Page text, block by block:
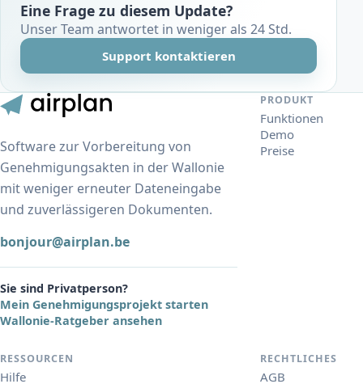
Eine Frage zu diesem Update?
Unser Team antwortet in weniger als 24 Std.
Support kontaktieren
Software zur Vorbereitung von
Genehmigungsakten in der Wallonie
mit weniger erneuter Dateneingabe
und zuverlässigeren Dokumenten.
bonjour@airplan.be
Sie sind Privatperson?
Mein Genehmigungsprojekt starten
Wallonie-Ratgeber ansehen
PRODUKT
Funktionen
Demo
Preise
RESSOURCEN
Hilfe
RECHTLICHES
AGB